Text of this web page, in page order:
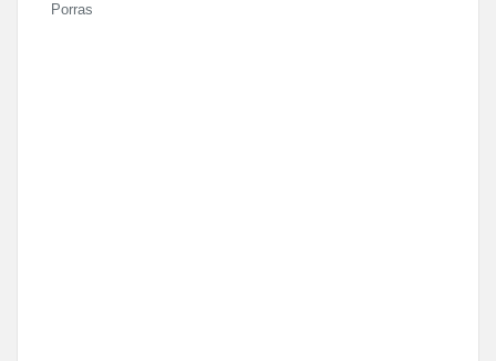
Porras